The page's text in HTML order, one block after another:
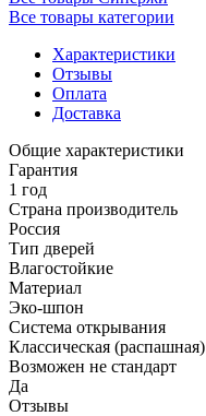
Все товары категории
Характеристики
Отзывы
Оплата
Доставка
Общие характеристики
Гарантия
1 год
Страна производитель
Россия
Тип дверей
Влагостойкие
Материал
Эко-шпон
Система открывания
Классическая (распашная)
Возможен не стандарт
Да
Отзывы